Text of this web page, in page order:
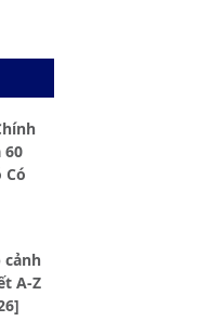
60
Có
cảnh
A-Z